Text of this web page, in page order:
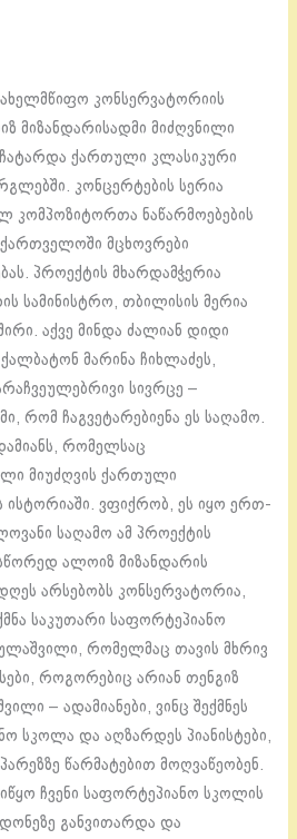
კონსერვატორიის
მიზანდარისადმი მიძღვნილი
ჩატარდა ქართული კლასიკური
კონცერტების სერია
კომპოზიტორთა ნაწარმოებების
მცხოვრები
პროექტის მხარდამჭერია
სამინისტრო, თბილისის მერია
აქვე მინდა ძალიან დიდი
მარინა ჩიხლაძეს,
სივრცე –
რომ ჩაგვეტარებიენა ეს საღამო.
რომელსაც
მიუძღვის ქართული
ვფიქრობ, ეს იყო ერთ-
საღამო ამ პროექტის
ალოიზ მიზანდარის
არსებობს კონსერვატორია,
საკუთარი საფორტეპიანო
რომელმაც თავის მხრივ
როგორებიც არიან თენგიზ
– ადამიანები, ვინც შექმნეს
სკოლა და აღზარდეს პიანისტები,
წარმატებით მოღვაწეობენ.
ჩვენი საფორტეპიანო სკოლის
განვითარდა და